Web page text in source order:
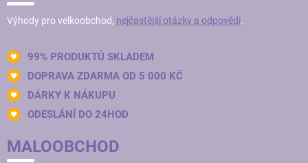
Výhody pro velkoobchod, nejčastější otázky a odpovědi.
99% PRODUKTŮ SKLADEM
DOPRAVA ZDARMA OD 5 000 KČ
DÁRKY K NÁKUPU
ODESLÁNÍ DO 24HOD
MALOOBCHOD